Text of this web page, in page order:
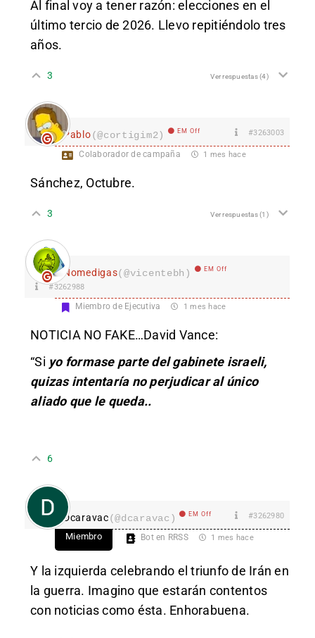
Al final voy a tener razón: elecciones en el
último tercio de 2026. Llevo repitiéndolo tres
años.
3 Ver respuestas(4)
Pablo(@cortigim2) EM Off #3263003
Colaborador de campaña 1 mes hace
Sánchez, Octubre.
3 Ver respuestas(1)
Nomedigas(@vicentebh) EM Off
#3262988
Miembro de Ejecutiva 1 mes hace
NOTICIA NO FAKE…David Vance:
“Si yo formase parte del gabinete israeli,
quizas intentaría no perjudicar al único
aliado que le queda..
6
Dcaravac(@dcaravac) EM Off #3262980
Miembro Bot en RRSS 1 mes hace
Y la izquierda celebrando el triunfo de Irán en
la guerra. Imagino que estarán contentos
con noticias como ésta. Enhorabuena.